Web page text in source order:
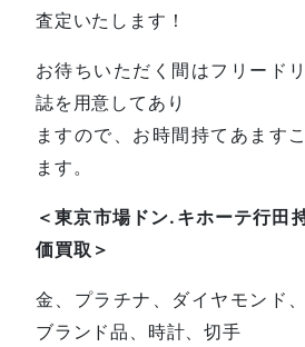
査定いたします！
お待ちいただく間はフリード
誌を用意してあり
ますので、お時間持てあます
ます。
＜東京市場ドン.キホーテ行田
価買取＞
金、プラチナ、ダイヤモンド
ブランド品、時計、切手